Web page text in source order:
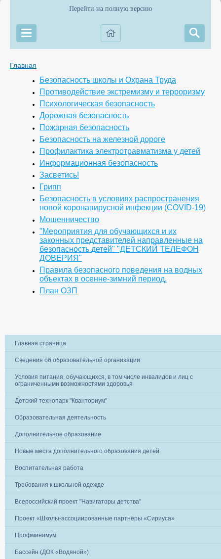
Перейти на полную версию
Главная
Безопасность школы и Охрана Труда
Противодействие экстремизму и терроризму
Психологическая безопасность
Дорожная безопасность
Пожарная безопасность
Безопасность на железной дороге
Профилактика электротравматизма у детей
Информационная безопасность
Засветись!
Грипп
Безопасность в условиях распространения
новой коронавирусной инфекции (COVID-19)
Мошенничество
"Мероприятия для обучающихся и их
законных представителей направленные на
безопасность детей" "ДЕТСКИЙ ТЕЛЕФОН
ДОВЕРИЯ"
Правила безопасного поведения на водных
объектах в осенне-зимний период.
План ОЗП
Главная страница
Сведения об образовательной организации
Условия питания, обучающихся, в том числе инвалидов и лиц с
ограниченными возможностями здоровья
Детский технопарк "Кванториум"
Образовательная деятельность
Дополнительное образование
Новые места дополнительного образования детей
Воспитательная работа
Требования к школьной одежде
Всероссийский проект "Навигаторы детства"
Проект «Школы-ассоциированные партнёры «Сириуса»
Профминимум
Бассейн (ДОК «Водяной»)